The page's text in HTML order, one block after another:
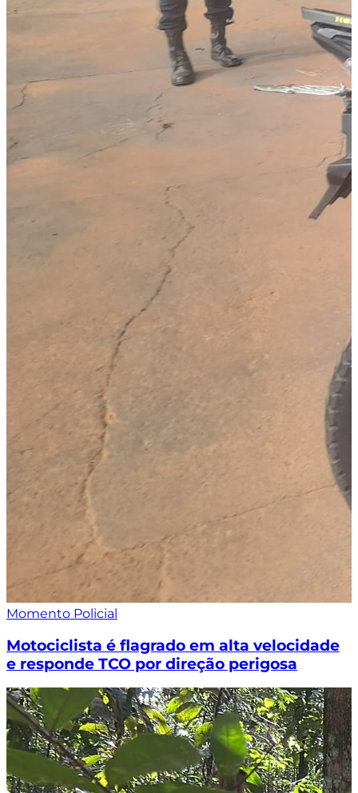
Momento Policial
Motociclista é flagrado em alta velocidade
e responde TCO por direção perigosa